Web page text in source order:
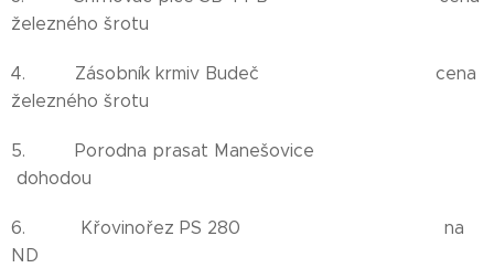
železného šrotu
4. Zásobník krmiv Budeč cena
železného šrotu
5. Porodna prasat Manešovice
dohodou
6. Křovinořez PS 280 na
ND